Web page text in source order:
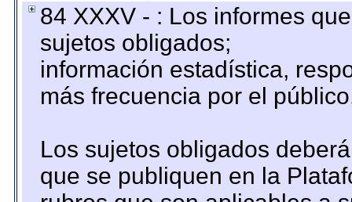
84 XXXV - : Los informes
sujetos obligados;
información estadística,
más frecuencia por el
Los sujetos obligados
que se publiquen en la